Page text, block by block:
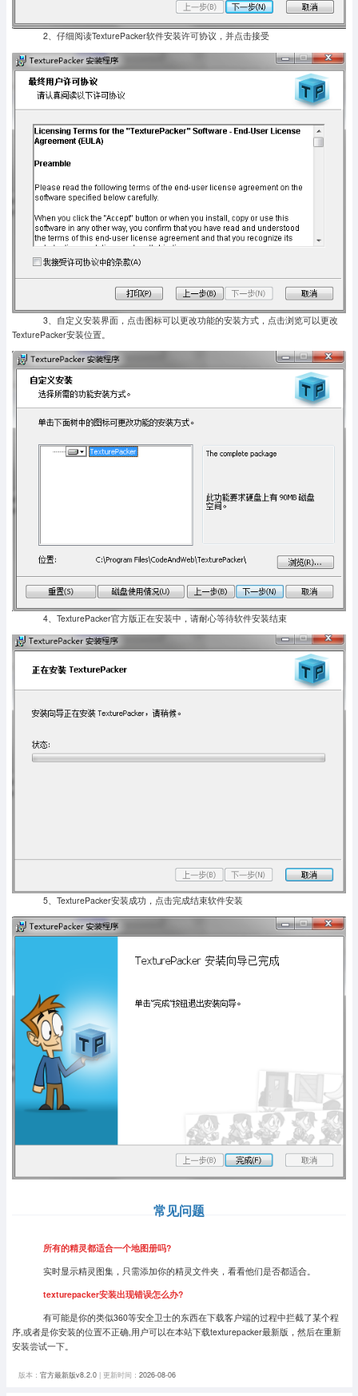
2、仔细阅读TexturePacker软件安装许可协议，并点击接受
3、自定义安装界面，点击图标可以更改功能的安装方式，点击浏览可以更改
TexturePacker安装位置。
4、TexturePacker官方版正在安装中，请耐心等待软件安装结束
5、TexturePacker安装成功，点击完成结束软件安装
常见问题
所有的精灵都适合一个地图册吗?
实时显示精灵图集，只需添加你的精灵文件夹，看看他们是否都适合。
texturepacker安装出现错误怎么办?
有可能是你的类似360等安全卫士的东西在下载客户端的过程中拦截了某个程
序,或者是你安装的位置不正确,用户可以在本站下载texturepacker最新版，然后在重新
安装尝试一下。
版本： 官方最新版v8.2.0| 更新时间： 2026-08-06